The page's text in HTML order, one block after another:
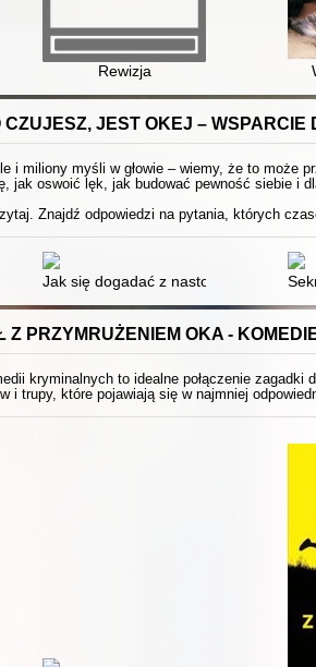
Rewizja
CZUJESZ, JEST OKEJ – WSPARCIE
miliony myśli w głowie – wiemy, że to może
jak oswoić lęk, jak budować pewność siebie i
Znajdź odpowiedzi na pytania, których
się na dorosłość
dla Twojej córki
Jak się dogadać z nastolatkiem?
Z PRZYMRUŻENIEM OKA -
kryminalnych to idealne połączenie
i trupy, które pojawiają się w najmniej